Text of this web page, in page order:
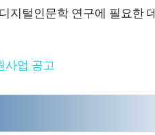
지털인문학 연구에 필요한
사업 공고